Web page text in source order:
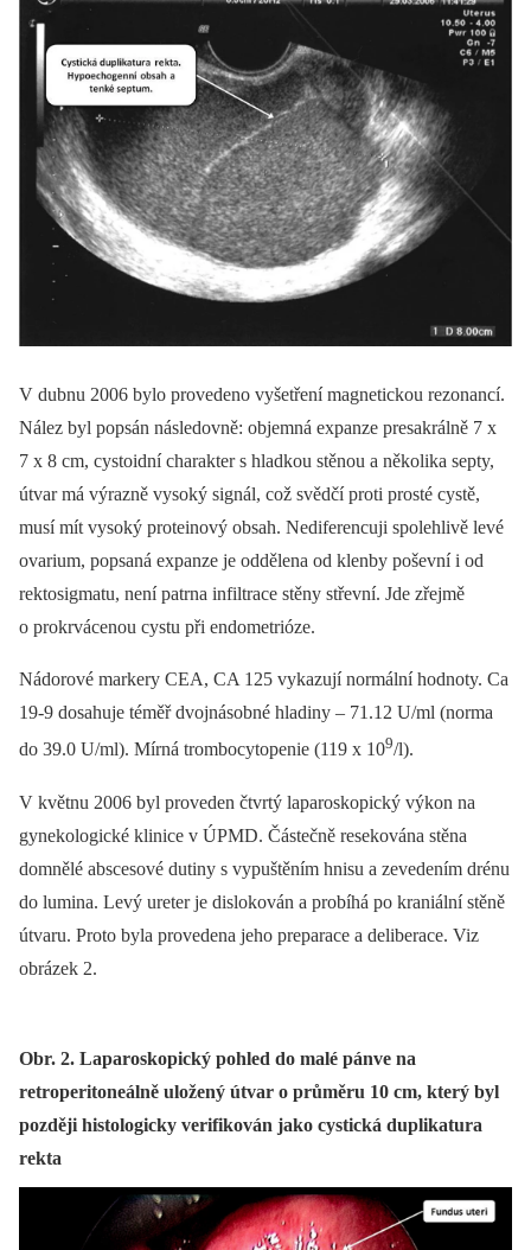
V dubnu 2006 bylo provedeno vyšetření magnetickou rezonancí.
Nález byl popsán následovně: objemná expanze presakrálně 7 x
7 x 8 cm, cystoidní charakter s hladkou stěnou a několika septy,
útvar má výrazně vysoký signál, což svědčí proti prosté cystě,
musí mít vysoký proteinový obsah. Nediferencuji spolehlivě levé
ovarium, popsaná expanze je oddělena od klenby poševní i od
rektosigmatu, není patrna infiltrace stěny střevní. Jde zřejmě
o prokrvácenou cystu při endometrióze.
Nádorové markery CEA, CA 125 vykazují normální hodnoty. Ca
19-9 dosahuje téměř dvojnásobné hladiny –⁠ 71.12 U/ml (norma
do 39.0 U/ml). Mírná trombocytopenie (119 x 109/l).
V květnu 2006 byl proveden čtvrtý laparoskopický výkon na
gynekologické klinice v ÚPMD. Částečně resekována stěna
domnělé abscesové dutiny s vypuštěním hnisu a zevedením drénu
do lumina. Levý ureter je dislokován a probíhá po kraniální stěně
útvaru. Proto byla provedena jeho preparace a deliberace. Viz
obrázek 2.
Obr. 2. Laparoskopický pohled do malé pánve na
retroperitoneálně uložený útvar o průměru 10 cm, který byl
později histologicky verifikován jako cystická duplikatura
rekta